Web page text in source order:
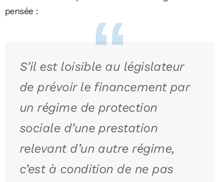
pensée :
S’il est loisible au législateur
de prévoir le financement par
un régime de protection
sociale d’une prestation
relevant d’un autre régime,
c’est à condition de ne pas